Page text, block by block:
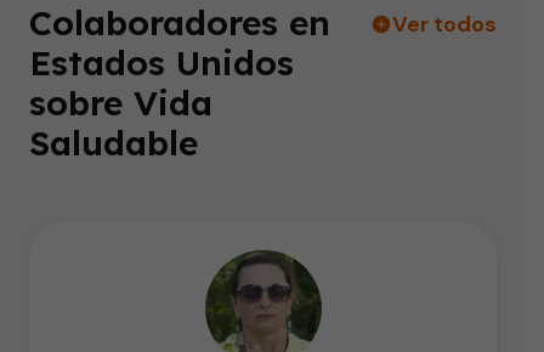
Colaboradores en
Estados Unidos
sobre Vida
Saludable
Ver todos